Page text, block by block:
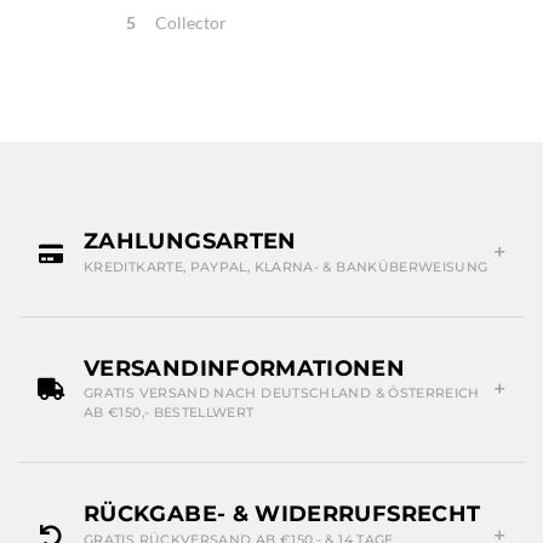
5
Collector
ZAHLUNGSARTEN
KREDITKARTE, PAYPAL, KLARNA- & BANKÜBERWEISUNG
VERSANDINFORMATIONEN
GRATIS VERSAND NACH DEUTSCHLAND & ÖSTERREICH
AB €150,- BESTELLWERT
RÜCKGABE- & WIDERRUFSRECHT
GRATIS RÜCKVERSAND AB €150,- & 14 TAGE